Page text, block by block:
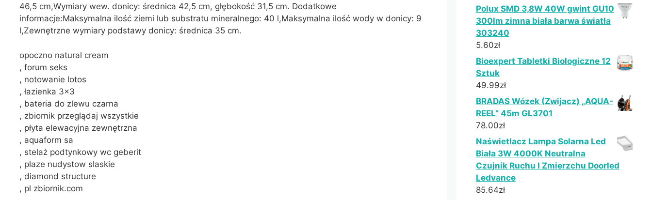
46,5 cm,Wymiary wew. donicy: średnica 42,5 cm, głębokość 31,5 cm. Dodatkowe
informacje:Maksymalna ilość ziemi lub substratu mineralnego: 40 l,Maksymalna ilość wody w donicy: 9
l,Zewnętrzne wymiary podstawy donicy: średnica 35 cm.
opoczno natural cream
, forum seks
, notowanie lotos
, łazienka 3×3
, bateria do zlewu czarna
, zbiornik przeglądaj wszystkie
, płyta elewacyjna zewnętrzna
, aquaform sa
, stelaż podtynkowy wc geberit
, plaze nudystow slaskie
, diamond structure
, pl zbiornik.com
Polux SMD 3,8W 40W gwint GU10
300lm zimna biała barwa światła
303240
5.60zł
Bioexpert Tabletki Biologiczne 12
Sztuk
49.99zł
BRADAS Wózek (Zwijacz) „AQUA-
REEL” 45m GL3701
78.00zł
Naświetlacz Lampa Solarna Led
Biała 3W 4000K Neutralna
Czujnik Ruchu I Zmierzchu Doorled
Ledvance
85.64zł